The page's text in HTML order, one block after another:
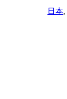
日本,